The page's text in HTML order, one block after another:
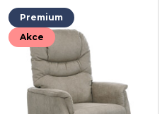
Premium
Akce